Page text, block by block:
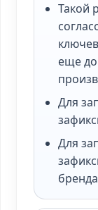
Такой
еще
Для
Для